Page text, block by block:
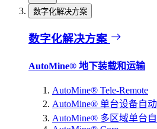
数字化解决方案
数字化解决方案
AutoMine® 地下装载和运输
AutoMine® Tele-Remote
AutoMine® 单台设备自
AutoMine® 多区域单台